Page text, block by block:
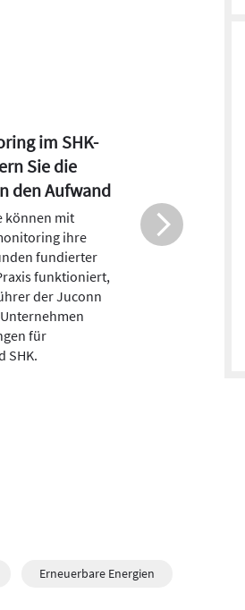
sollten
Wärmepumpen-
der
bei 23
die Tarife oft nur
5 Punkte aus
kennen.
Erneuerbare Energien